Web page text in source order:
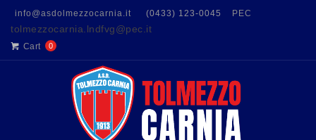
info@asdolmezzocarnia.it (0433) 123-0045 PEC
tolmezzocarnia.lndfvg@pec.it
Cart 0